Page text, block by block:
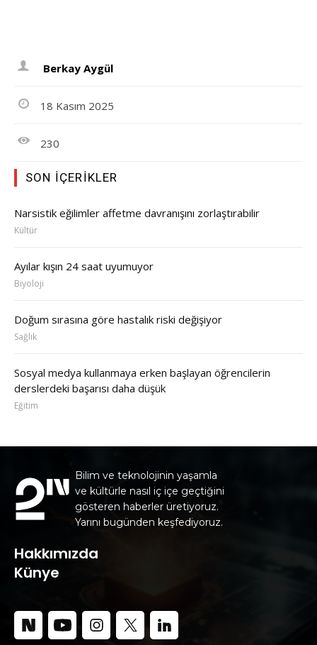
Berkay Aygül
18 Kasım 2025
230
SON İÇERIKLER
Narsistik eğilimler affetme davranışını zorlaştırabilir
Kültür
Ayılar kışın 24 saat uyumuyor
Biyoloji
Doğum sırasına göre hastalık riski değişiyor
Sağlık
Sosyal medya kullanmaya erken başlayan öğrencilerin
derslerdeki başarısı daha düşük
Eğitim
Bilim ve teknolojinin yaşamla
ve kültürle nasıl iç içe geçtiğini
gösteren haberler üretiyoruz.
Yarını bugünden keşfediyoruz.
Hakkımızda
Künye